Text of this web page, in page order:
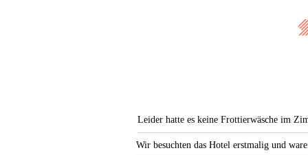
Leider hatte es keine Frottierwäsche im
Wir besuchten das Hotel erstmalig und